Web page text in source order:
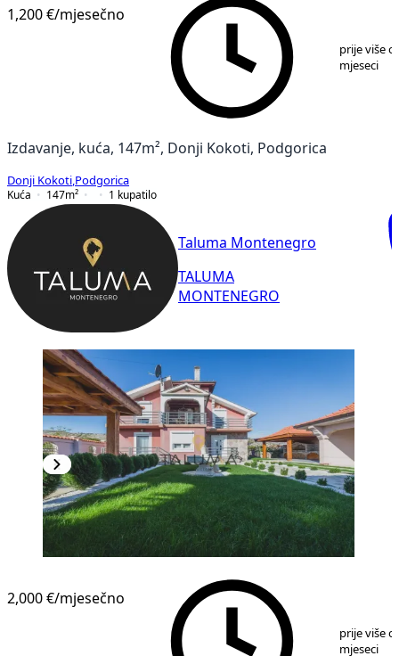
1,200 €/mjesečno
prije više
mjeseci
Izdavanje, kuća, 147m², Donji Kokoti, Podgorica
Donji Kokoti Podgorica
Kuća
147m² 1 kupatilo
Taluma Montenegro
TALUMA
MONTENEGRO
2,000 €/mjesečno
prije više
mjeseci